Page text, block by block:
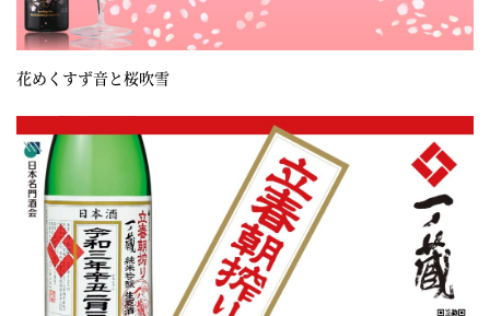
花めくすず音と桜吹雪